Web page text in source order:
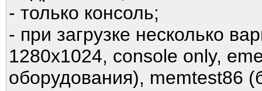
- только консоль;
- при загрузке несколько
1280х1024, console only,
оборудования), memtest86